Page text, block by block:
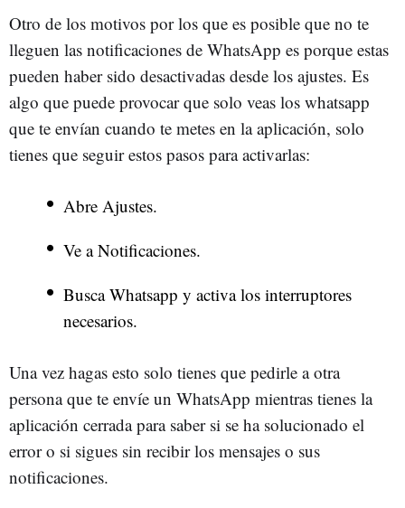
Otro de los motivos por los que es posible que no te
lleguen las notificaciones de WhatsApp es porque estas
pueden haber sido desactivadas desde los ajustes. Es
algo que puede provocar que solo veas los whatsapp
que te envían cuando te metes en la aplicación, solo
tienes que seguir estos pasos para activarlas:
Abre Ajustes.
Ve a Notificaciones.
Busca Whatsapp y activa los interruptores
necesarios.
Una vez hagas esto solo tienes que pedirle a otra
persona que te envíe un WhatsApp mientras tienes la
aplicación cerrada para saber si se ha solucionado el
error o si sigues sin recibir los mensajes o sus
notificaciones.